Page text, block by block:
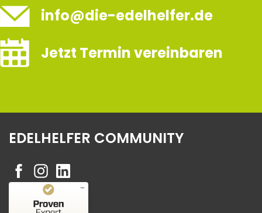
info@die-edelhelfer.de
Jetzt Termin vereinbaren
EDELHELFER COMMUNITY
Kundenbewertungen und Erfahrungen zu